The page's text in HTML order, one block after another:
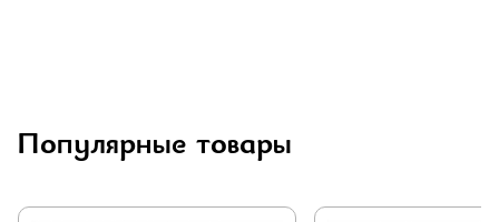
Популярные товары